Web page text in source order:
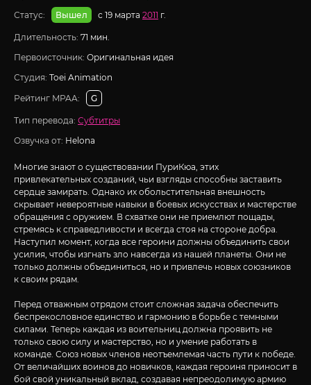
Статус:
Вышел с 19 марта 2011 г.
Длительность: 71 мин.
Первоисточник: Оригинальная идея
Студия: Toei Animation
Рейтинг MPAA:
G
Тип перевода: Субтитры
Озвучка от: Helona
Многие знают о существовании ПуриКюа, этих
привлекательных созданий, чьи взгляды способны заставить
сердце замирать. Однако их обольстительная внешность
скрывает невероятные навыки в боевых искусствах и мастерстве
обращения с оружием. В схватке они не приемлют пощады,
стремясь к справедливости и всегда стоя на стороне добра.
Наступил момент, когда все героини должны объединить свои
усилия, чтобы изгнать зло навсегда из нашей планеты. Они не
только должны объединиться, но и привлечь новых союзников
к своим рядам.
Перед отважным отрядом стоит сложная задача обеспечить
беспрекословное единство и гармонию в борьбе с темными
силами. Теперь каждая из воительниц должна проявить не
только свою силу и мастерство, но и умение работать в
команде. Союз новых членов неотъемлемая часть пути к победе.
От величайших воинов до новичков, каждая героиня приносит в
бой свой уникальный вклад, создавая непреодолимую армию